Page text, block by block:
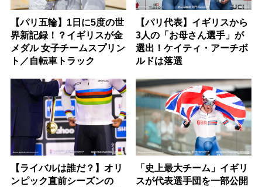
【パリ五輪】1日に5度の世
界新記録！？イギリスが金
メダル 女子チームスプリン
ト／自転車トラック
【パリ代表】イギリスから
3人の「お母さん選手」が
選出！ケイティ・アーチボ
ルドは落選
【ライバルは誰だ？】オリ
ンピック直前シーズンの
「史上最大チーム」イギリ
スが代表選手団を一部公開